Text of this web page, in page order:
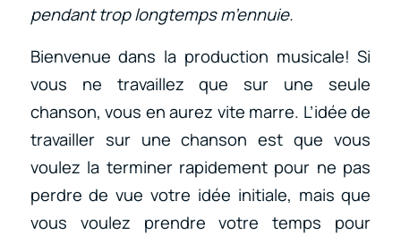
pendant trop longtemps m’ennuie.
Bienvenue dans la production musicale! Si
vous ne travaillez que sur une seule
chanson, vous en aurez vite marre. L’idée de
travailler sur une chanson est que vous
voulez la terminer rapidement pour ne pas
perdre de vue votre idée initiale, mais que
vous voulez prendre votre temps pour